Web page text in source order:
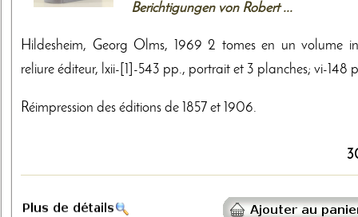
Berichtigungen von Robert ...
Hildesheim, Georg Olms, 1969 2 tomes en un volume
reliure éditeur, lxii-[1]-543 pp., portrait et 3 planches; vi-148
Réimpression des éditions de 1857 et 1906.